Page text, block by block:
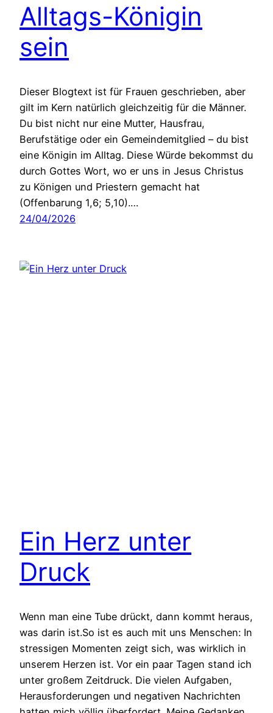
Alltags-Königin
sein
Dieser Blogtext ist für Frauen geschrieben, aber
gilt im Kern natürlich gleichzeitig für die Männer.
Du bist nicht nur eine Mutter, Hausfrau,
Berufstätige oder ein Gemeindemitglied – du bist
eine Königin im Alltag. Diese Würde bekommst du
durch Gottes Wort, wo er uns in Jesus Christus
zu Königen und Priestern gemacht hat
(Offenbarung 1,6; 5,10).…
24/04/2026
Ein Herz unter
Druck
Wenn man eine Tube drückt, dann kommt heraus,
was darin ist.So ist es auch mit uns Menschen: In
stressigen Momenten zeigt sich, was wirklich in
unserem Herzen ist. Vor ein paar Tagen stand ich
unter großem Zeitdruck. Die vielen Aufgaben,
Herausforderungen und negativen Nachrichten